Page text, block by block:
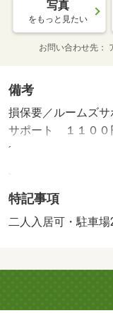
写真
をもっと見たい
お問い合わせ先
備考
損保要／ルームズ
サポート １１００
額）／保証会社利
額】賃料総額の１
費精算※故意・過失
証／バストイレ別
車場１台無料／保
専用庭／南面３室
南面バルコニー／
特記事項
二人入居可・駐車